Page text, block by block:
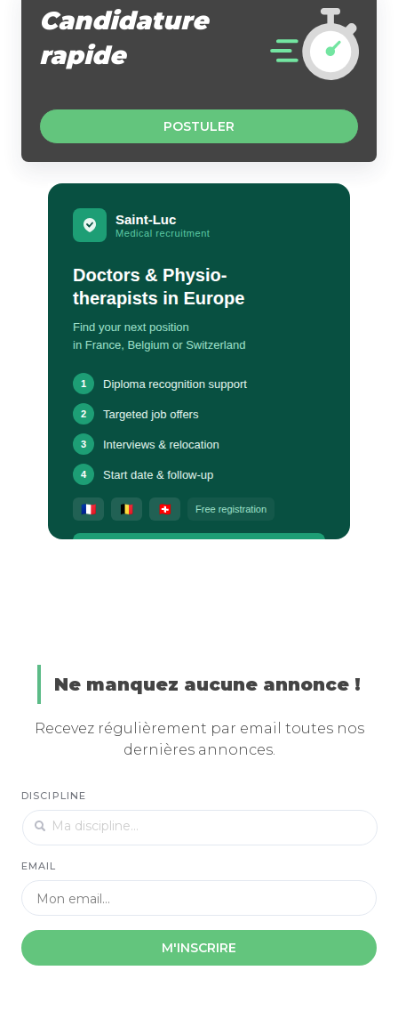
Candidature
rapide
POSTULER
Ne manquez aucune annonce !
Recevez régulièrement par email toutes nos
dernières annonces.
DISCIPLINE
EMAIL
M'INSCRIRE